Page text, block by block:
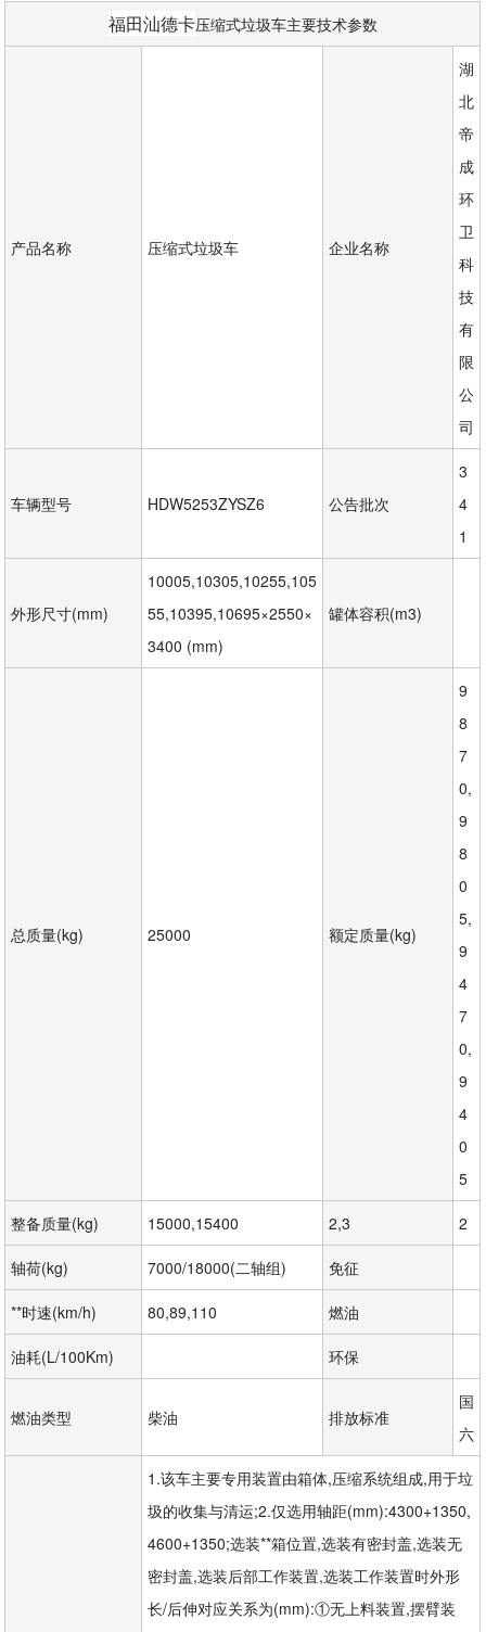
福田汕德卡压缩式垃圾车主要技术参数
产品名称 压缩式垃圾车 企业名称
湖
北
帝
成
环
卫
科
技
有
限
公
司
车辆型号 HDW5253ZYSZ6 公告批次
3
4
1
外形尺寸(mm)
10005,10305,10255,105
55,10395,10695×2550×
3400 (mm)
罐体容积(m3)
总质量(kg) 25000 额定质量(kg)
9
8
7
0,
9
8
0
5,
9
4
7
0,
9
4
0
5
整备质量(kg) 15000,15400 2,3 2
轴荷(kg) 7000/18000(二轴组) 免征
**时速(km/h) 80,89,110 燃油
油耗(L/100Km) 环保
燃油类型 柴油 排放标准
国
六
1.该车主要专用装置由箱体,压缩系统组成,用于垃
圾的收集与清运;2.仅选用轴距(mm):4300+1350,
4600+1350;选装**箱位置,选装有密封盖,选装无
密封盖,选装后部工作装置,选装工作装置时外形
长/后伸对应关系为(mm):①无上料装置,摆臂装